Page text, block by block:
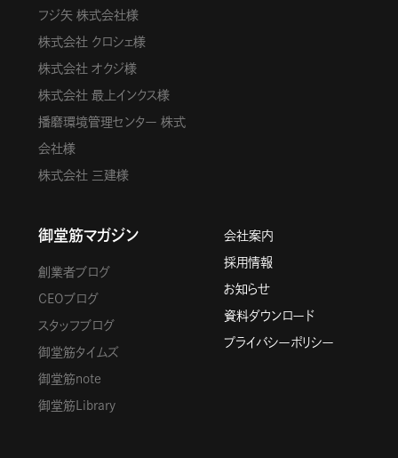
フジ矢 株式会社様
株式会社 クロシェ様
株式会社 オクジ様
株式会社 最上インクス様
播磨環境管理センター 株式
会社様
株式会社 三建様
御堂筋マガジン
創業者ブログ
CEOブログ
スタッフブログ
御堂筋タイムズ
御堂筋note
御堂筋Library
会社案内
採用情報
お知らせ
資料ダウンロード
プライバシーポリシー